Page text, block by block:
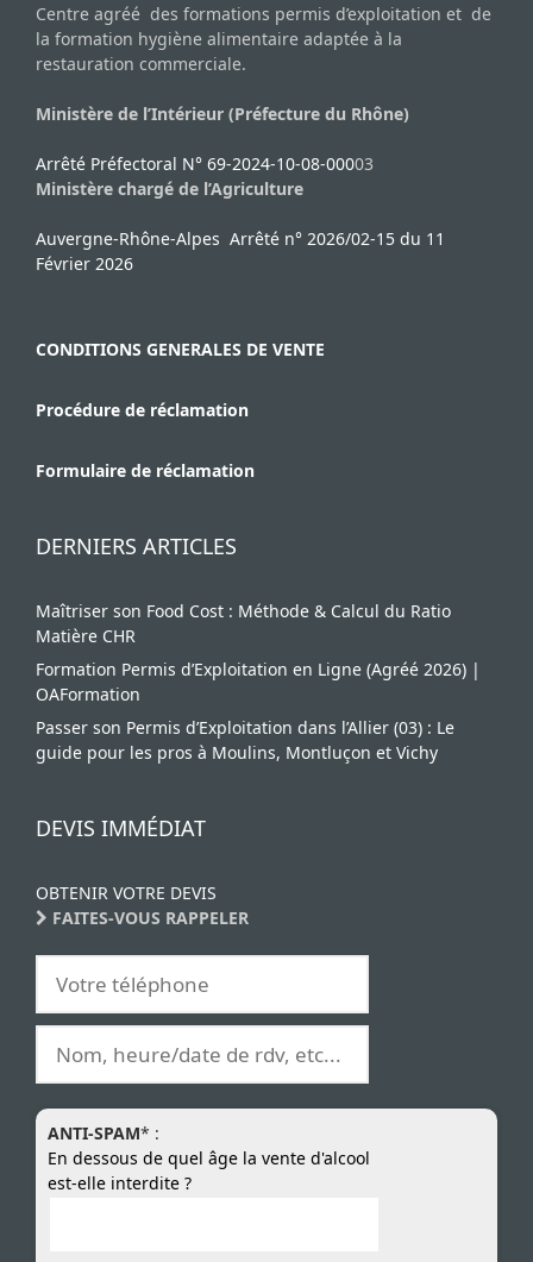
Centre agréé des formations permis d’exploitation et de
la formation hygiène alimentaire adaptée à la
restauration commerciale.
Ministère de l’Intérieur (Préfecture du Rhône)
Arrêté Préfectoral N° 69-2024-10-08-00003
Ministère chargé de l’Agriculture
Auvergne-Rhône-Alpes Arrêté n° 2026/02-15 du 11
Février 2026
CONDITIONS GENERALES DE VENTE
Procédure de réclamation
Formulaire de réclamation
DERNIERS ARTICLES
Maîtriser son Food Cost : Méthode & Calcul du Ratio
Matière CHR
Formation Permis d’Exploitation en Ligne (Agréé 2026) |
OAFormation
Passer son Permis d’Exploitation dans l’Allier (03) : Le
guide pour les pros à Moulins, Montluçon et Vichy
DEVIS IMMÉDIAT
OBTENIR VOTRE DEVIS
FAITES-VOUS RAPPELER
ANTI-SPAM* :
En dessous de quel âge la vente d'alcool
est-elle interdite ?